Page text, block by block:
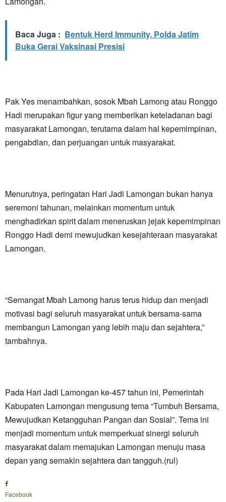
Baca Juga : Bentuk Herd Immunity, Polda Jatim
Buka Gerai Vaksinasi Presisi
Pak Yes menambahkan, sosok Mbah Lamong atau Ronggo
Hadi merupakan figur yang memberikan keteladanan bagi
masyarakat Lamongan, terutama dalam hal kepemimpinan,
pengabdian, dan perjuangan untuk masyarakat.
Menurutnya, peringatan Hari Jadi Lamongan bukan hanya
seremoni tahunan, melainkan momentum untuk
menghadirkan spirit dalam meneruskan jejak kepemimpinan
Ronggo Hadi demi mewujudkan kesejahteraan masyarakat
Lamongan.
“Semangat Mbah Lamong harus terus hidup dan menjadi
motivasi bagi seluruh masyarakat untuk bersama-sama
membangun Lamongan yang lebih maju dan sejahtera,”
tambahnya.
Pada Hari Jadi Lamongan ke-457 tahun ini, Pemerintah
Kabupaten Lamongan mengusung tema “Tumbuh Bersama,
Mewujudkan Ketangguhan Pangan dan Sosial”. Tema ini
menjadi momentum untuk memperkuat sinergi seluruh
masyarakat dalam memajukan Lamongan menuju masa
depan yang semakin sejahtera dan tangguh.(rul)
Facebook